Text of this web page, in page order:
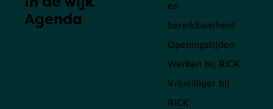
Agenda
en
bereikbaarheid
Openingstijden
Werken bij RICK
Vrijwilliger bij
RICK